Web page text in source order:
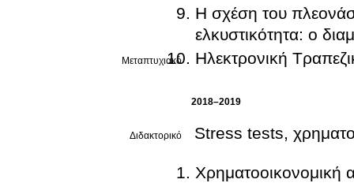
Μεταπτυχιακό
Η σχέση του
ελκυστικότητα: ο
Ηλεκτρονική
2018–2019
Διδακτορικό Stress tests,
Χρηματοοικονομική